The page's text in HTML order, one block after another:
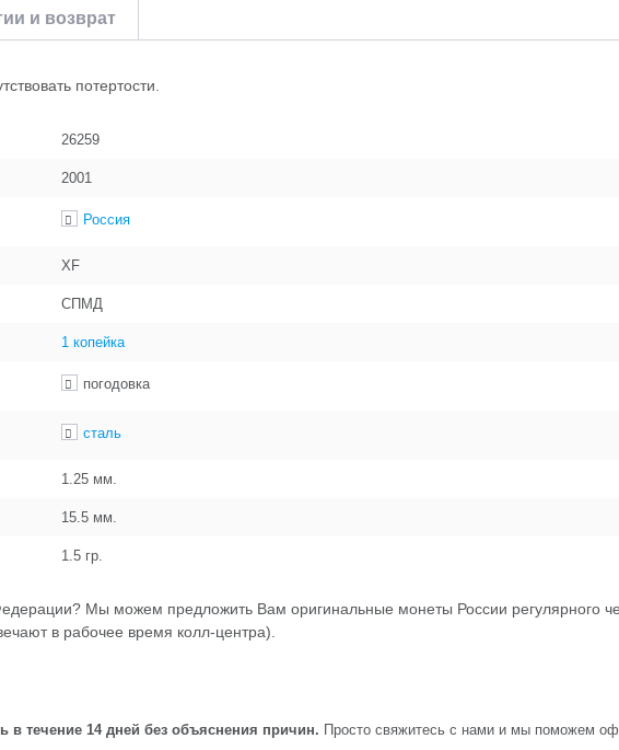
и возврат
потертости.
26259
2001
Россия
XF
СПМД
1 копейка
погодовка
сталь
1.25 мм.
15.5 мм.
1.5 гр.
Мы можем предложить Вам оригинальные монеты России регулярного
в рабочее время колл-центра).
в течение 14 дней без объяснения причин. Просто свяжитесь с нами и мы поможем